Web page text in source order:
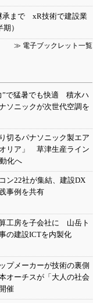
承まで xR技術で建設業
）
≫ 電子ブックレット一覧
”で猛暑でも快適 積水ハ
ソニックが次世代空調を
切るパナソニック製エア
リア」 草津生産ライン
化へ
ン22社が集結、建設DX
事例を共有
工房を子会社に 山岳ト
の建設ICTを内製化
プメーカーが技術の裏側
オーチスが「大人の社会
催